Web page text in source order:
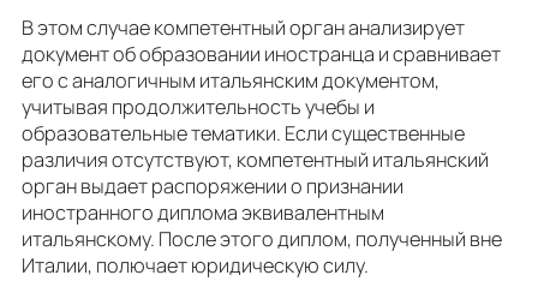
В этом случае компетентный орган анализирует
документ об образовании иностранца и сравнивает
его с аналогичным итальянским документом,
учитывая продолжительность учебы и
образовательные тематики. Если существенные
различия отсутствуют, компетентный итальянский
орган выдает распоряжении о признании
иностранного диплома эквивалентным
итальянскому. После этого диплом, полученный вне
Италии, полючает юридическую силу.